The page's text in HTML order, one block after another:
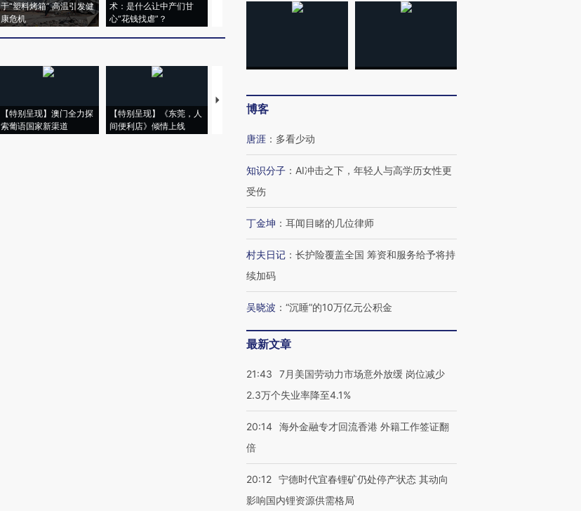
于“塑料烤箱” 高温引发健
康危机
术：是什么让中产们甘
心“花钱找虐”？
粒摇头丸 尿检体内含3种
度Z世代 用街头抗争将教
【特别呈现】澳门全力探
索葡语国家新渠道
【特别呈现】《东莞，人
间便利店》倾情上线
【推广】走进第四届链博
会，让数智科技“链”接产
博客
唐涯 ： 多看少动
知识分子 ： AI冲击之下，年轻人与高学历女性更
受伤
丁金坤 ： 耳闻目睹的几位律师
村夫日记 ： 长护险覆盖全国 筹资和服务给予将持
续加码
吴晓波 ： “沉睡”的10万亿元公积金
最新文章
21:43
7月美国劳动力市场意外放缓 岗位减少
2.3万个失业率降至4.1%
20:14 海外金融专才回流香港 外籍工作签证翻
倍
20:12 宁德时代宜春锂矿仍处停产状态 其动向
影响国内锂资源供需格局